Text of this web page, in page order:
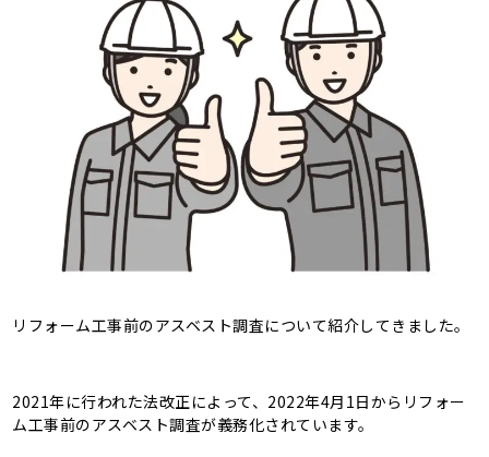
リフォーム工事前のアスベスト調査について紹介してきました。
2021年に行われた法改正によって、2022年4月1日からリフォー
ム工事前のアスベスト調査が義務化されています。